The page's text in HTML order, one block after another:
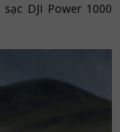
DJI Power 1000